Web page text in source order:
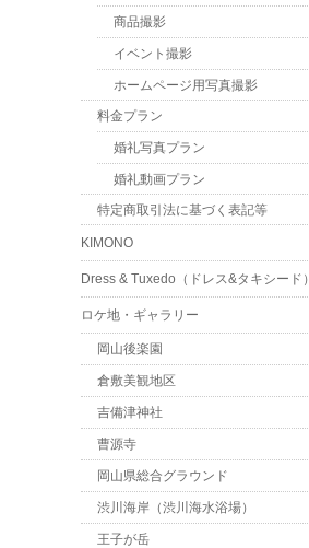
商品撮影
イベント撮影
ホームページ用写真撮影
料金プラン
婚礼写真プラン
婚礼動画プラン
特定商取引法に基づく表記等
KIMONO
Dress & Tuxedo（ドレス&タキシード）
ロケ地・ギャラリー
岡山後楽園
倉敷美観地区
吉備津神社
曹源寺
岡山県総合グラウンド
渋川海岸（渋川海水浴場）
王子が岳